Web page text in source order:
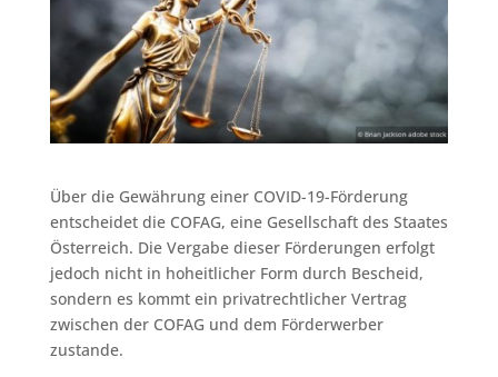
Über die Gewährung einer COVID-19-Förderung
entscheidet die COFAG, eine Gesellschaft des Staates
Österreich. Die Vergabe dieser Förderungen erfolgt
jedoch nicht in hoheitlicher Form durch Bescheid,
sondern es kommt ein privatrechtlicher Vertrag
zwischen der COFAG und dem Förderwerber
zustande.